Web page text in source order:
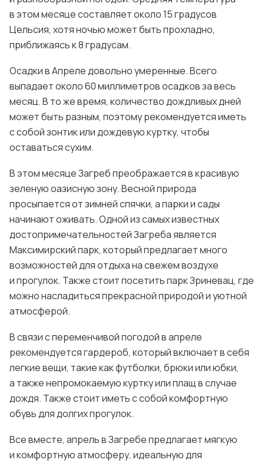
в этом месяце составляет около 15 градусов
Цельсия, хотя ночью может быть прохладно,
приближаясь к 8 градусам.
Осадки в Апреле довольно умеренные. Всего
выпадает около 60 миллиметров осадков за весь
месяц. В то же время, количество дождливых дней
может быть разным, поэтому рекомендуется иметь
с собой зонтик или дождевую куртку, чтобы
оставаться сухим.
В этом месяце Загреб преображается в красивую
зеленую оазисную зону. Весной природа
просыпается от зимней спячки, а парки и сады
начинают оживать. Одной из самых известных
достопримечательностей Загреба является
Максимирский парк, который предлагает много
возможностей для отдыха на свежем воздухе
и прогулок. Также стоит посетить парк Зриневац, где
можно насладиться прекрасной природой и уютной
атмосферой.
В связи с переменчивой погодой в апреле
рекомендуется гардероб, который включает в себя
легкие вещи, такие как футболки, брюки или юбки,
а также непромокаемую куртку или плащ в случае
дождя. Также стоит иметь с собой комфортную
обувь для долгих прогулок.
Все вместе, апрель в Загребе предлагает мягкую
и комфортную атмосферу, идеальную для